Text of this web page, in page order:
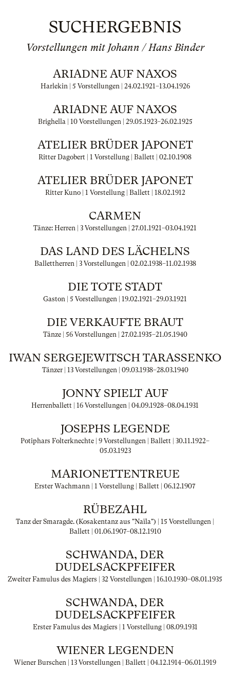
SUCHERGEBNIS
Vorstellungen mit Johann / Hans Binder
ARIADNE AUF NAXOS
Harlekin | 5 Vorstellungen | 24.02.1921–13.04.1926
ARIADNE AUF NAXOS
Brighella | 10 Vorstellungen | 29.05.1923–26.02.1925
ATELIER BRÜDER JAPONET
Ritter Dagobert | 1 Vorstellung | Ballett | 02.10.1908
ATELIER BRÜDER JAPONET
Ritter Kuno | 1 Vorstellung | Ballett | 18.02.1912
CARMEN
Tänze: Herren | 3 Vorstellungen | 27.01.1921–03.04.1921
DAS LAND DES LÄCHELNS
Ballettherren | 3 Vorstellungen | 02.02.1938–11.02.1938
DIE TOTE STADT
Gaston | 5 Vorstellungen | 19.02.1921–29.03.1921
DIE VERKAUFTE BRAUT
Tänze | 56 Vorstellungen | 27.02.1935–21.05.1940
IWAN SERGEJEWITSCH TARASSENKO
Tänzer | 13 Vorstellungen | 09.03.1938–28.03.1940
JONNY SPIELT AUF
Herrenballett | 16 Vorstellungen | 04.09.1928–08.04.1931
JOSEPHS LEGENDE
Potiphars Folterknechte | 9 Vorstellungen | Ballett | 30.11.1922–
05.03.1923
MARIONETTENTREUE
Erster Wachmann | 1 Vorstellung | Ballett | 06.12.1907
RÜBEZAHL
Tanz der Smaragde. (Kosakentanz aus "Naïla") | 15 Vorstellungen |
Ballett | 01.06.1907–08.12.1910
SCHWANDA, DER
DUDELSACKPFEIFER
Zweiter Famulus des Magiers | 32 Vorstellungen | 16.10.1930–08.01.1935
SCHWANDA, DER
DUDELSACKPFEIFER
Erster Famulus des Magiers | 1 Vorstellung | 08.09.1931
WIENER LEGENDEN
Wiener Burschen | 13 Vorstellungen | Ballett | 04.12.1914–06.01.1919